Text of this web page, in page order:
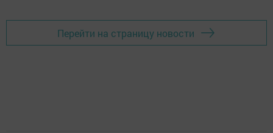
Перейти на страницу новости